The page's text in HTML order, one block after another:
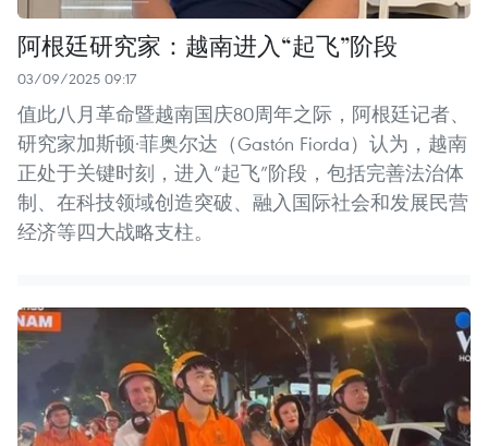
阿根廷研究家：越南进入“起飞”阶段
03/09/2025 09:17
值此八月革命暨越南国庆80周年之际，阿根廷记者、
研究家加斯顿·菲奥尔达（Gastón Fiorda）认为，越南
正处于关键时刻，进入“起飞”阶段，包括完善法治体
制、在科技领域创造突破、融入国际社会和发展民营
经济等四大战略支柱。